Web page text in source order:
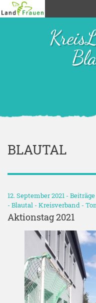
BLAUTAL
12. September 2021 - Beiträge
- Blautal - Kreisverband -
Aktionstag 2021